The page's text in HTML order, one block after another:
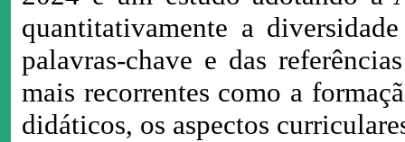
quantitativamente a
palavras-chave e das
mais recorrentes como a
didáticos, os aspectos